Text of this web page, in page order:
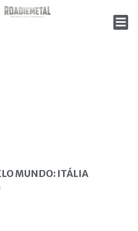
MUNDO: ITÁLIA